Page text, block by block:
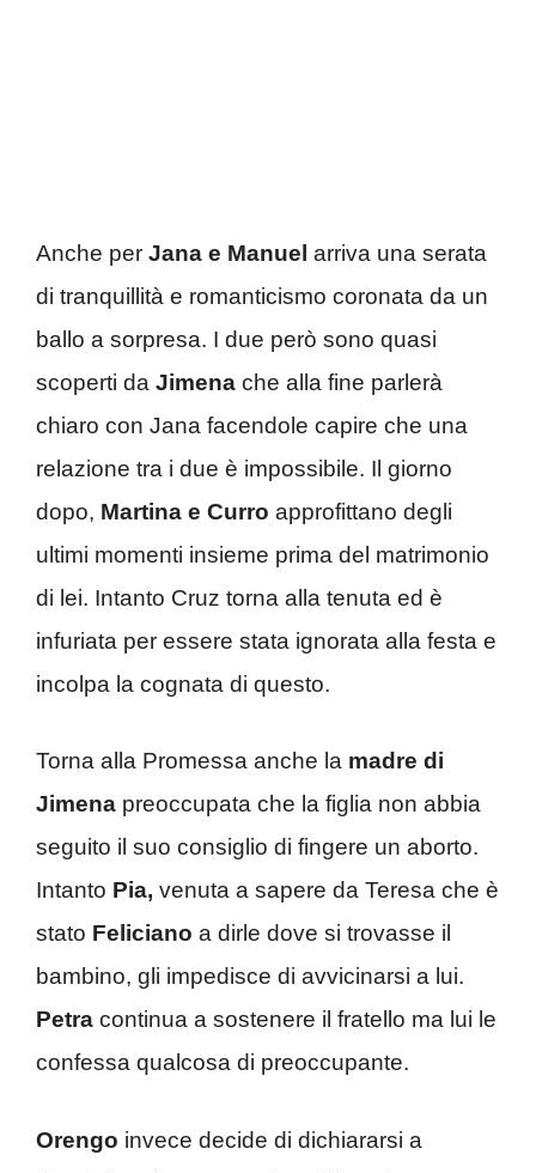
Anche per Jana e Manuel arriva una serata
di tranquillità e romanticismo coronata da un
ballo a sorpresa. I due però sono quasi
scoperti da Jimena che alla fine parlerà
chiaro con Jana facendole capire che una
relazione tra i due è impossibile. Il giorno
dopo, Martina e Curro approfittano degli
ultimi momenti insieme prima del matrimonio
di lei. Intanto Cruz torna alla tenuta ed è
infuriata per essere stata ignorata alla festa e
incolpa la cognata di questo.
Torna alla Promessa anche la madre di
Jimena preoccupata che la figlia non abbia
seguito il suo consiglio di fingere un aborto.
Intanto Pia, venuta a sapere da Teresa che è
stato Feliciano a dirle dove si trovasse il
bambino, gli impedisce di avvicinarsi a lui.
Petra continua a sostenere il fratello ma lui le
confessa qualcosa di preoccupante.
Orengo invece decide di dichiararsi a